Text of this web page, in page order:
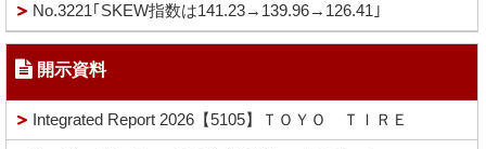
No.3221｢SKEW指数は141.23→139.96→126.41｣
開示資料
Integrated Report 2026【5105】ＴＯＹＯ ＴＩＲＥ